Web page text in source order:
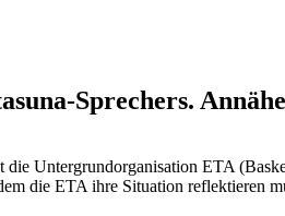
Sprechers.
Untergrundorganisation ETA
die ETA ihre Situation reflektieren